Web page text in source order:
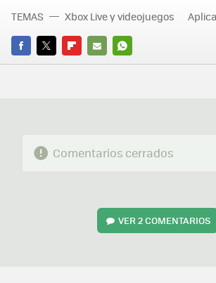
FACEBOOK
TWITTERFLIPBOARD
E-
WHATSAPP
TEMAS Xbox Live y videojuegos
Comentarios cerrados
VER2 COMENTARIOS